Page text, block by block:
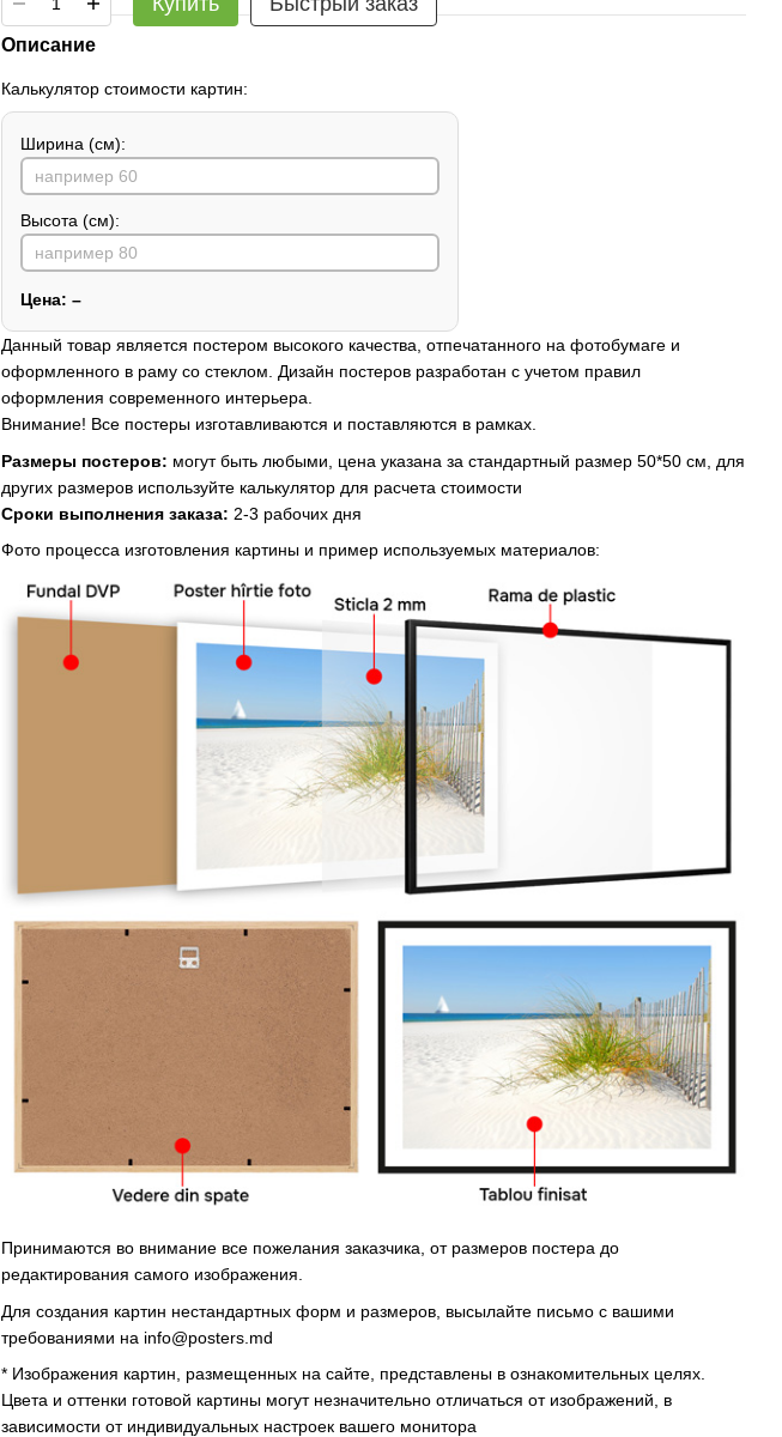
Описание
Калькулятор стоимости картин:
Ширина (см):
Высота (см):
Цена: –
Данный товар является постером высокого качества, отпечатанного на фотобумаге и
оформленного в раму со стеклом. Дизайн постеров разработан с учетом правил
оформления современного интерьера.
Внимание! Все постеры изготавливаются и поставляются в рамках.
Размеры постеров: могут быть любыми, цена указана за стандартный размер 50*50 см, для
других размеров используйте калькулятор для расчета стоимости
Сроки выполнения заказа: 2-3 рабочих дня
Фото процесса изготовления картины и пример используемых материалов:
Принимаются во внимание все пожелания заказчика, от размеров постера до
редактирования самого изображения.
Для создания картин нестандартных форм и размеров, высылайте письмо c вашими
требованиями на info@posters.md
* Изображения картин, размещенных на сайте, представлены в ознакомительных целях.
Цвета и оттенки готовой картины могут незначительно отличаться от изображений, в
зависимости от индивидуальных настроек вашего монитора